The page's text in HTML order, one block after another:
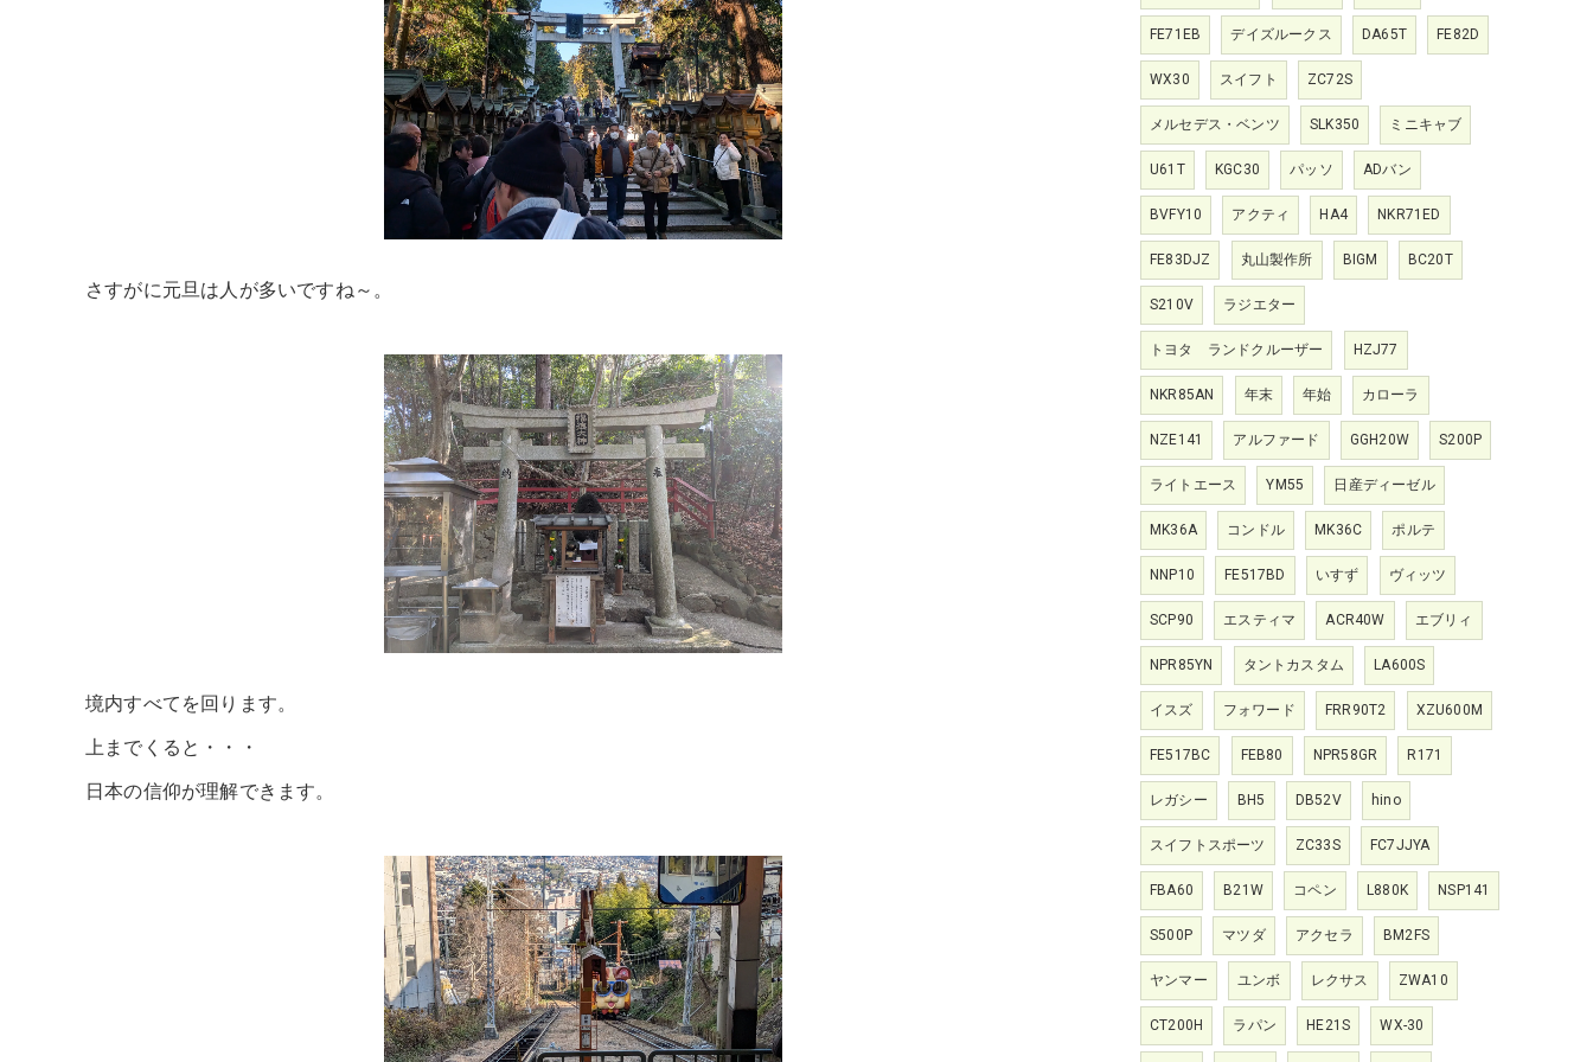
さすがに元旦は人が多いですね～。
境内すべてを回ります。
上までくると・・・
日本の信仰が理解できます。
FE71EB デイズルークス DA65T FE82D
WX30 スイフト ZC72S
メルセデス・ベンツ SLK350 ミニキャブ
U61T KGC30 パッソ ADバン
BVFY10 アクティ HA4 NKR71ED
FE83DJZ 丸山製作所 BIGM BC20T
S210V ラジエター
トヨタ ランドクルーザー HZJ77
NKR85AN 年末 年始 カローラ
NZE141 アルファード GGH20W S200P
ライトエース YM55 日産ディーゼル
MK36A コンドル MK36C ポルテ
NNP10 FE517BD いすず ヴィッツ
SCP90 エスティマ ACR40W エブリィ
NPR85YN タントカスタム LA600S
イスズ フォワード FRR90T2 XZU600M
FE517BC FEB80 NPR58GR R171
レガシー BH5 DB52V hino
スイフトスポーツ ZC33S FC7JJYA
FBA60 B21W コペン L880K NSP141
S500P マツダ アクセラ BM2FS
ヤンマー ユンボ レクサス ZWA10
CT200H ラパン HE21S WX-30